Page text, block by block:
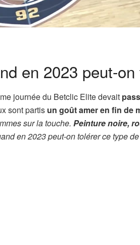
en 2023 peut-
journée du Betclic Elite devait
sont partis un goût amer en fin de
sur la touche. Peinture noire,
en 2023 peut-on tolérer ce type